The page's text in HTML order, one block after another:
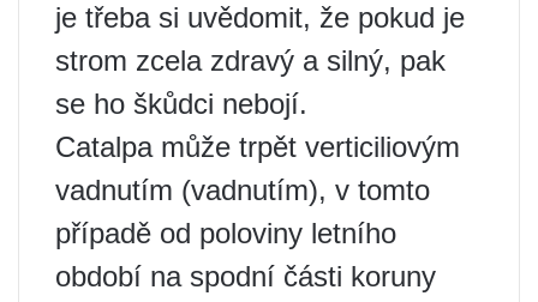
je třeba si uvědomit, že pokud je
strom zcela zdravý a silný, pak
se ho škůdci nebojí.
Catalpa může trpět verticiliovým
vadnutím (vadnutím), v tomto
případě od poloviny letního
období na spodní části koruny